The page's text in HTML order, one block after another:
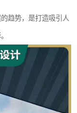
趋势，是打造吸引人